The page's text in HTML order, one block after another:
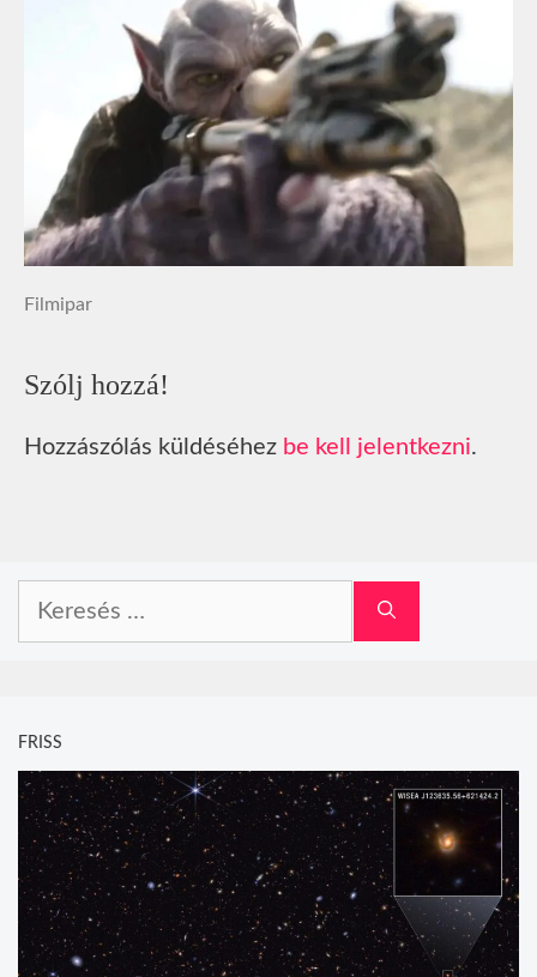
Filmipar
Szólj hozzá!
Hozzászólás küldéséhez be kell jelentkezni.
FRISS